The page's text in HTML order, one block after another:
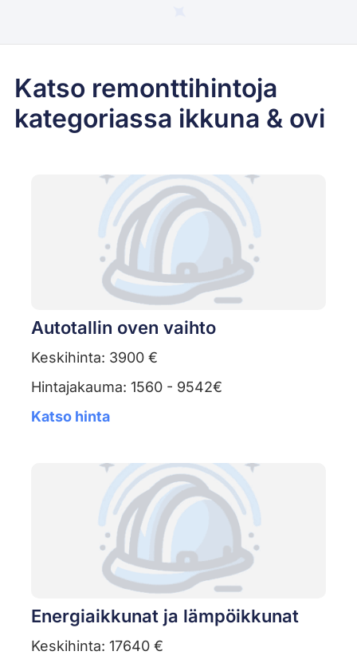
Katso remonttihintoja
kategoriassa ikkuna & ovi
Autotallin oven vaihto
Keskihinta: 3900 €
Hintajakauma: 1560 - 9542€
Katso hinta
Energiaikkunat ja lämpöikkunat
Keskihinta: 17640 €